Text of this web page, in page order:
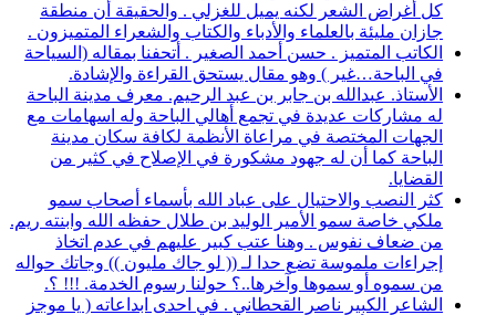
كل أغراض الشعر لكنه يميل للغزلي . والحقيقة أن منطقة
جازان مليئة بالعلماء والأدباء والكتاب والشعراء المتميزون .
الكاتب المتميز . حسن أحمد الصغير . أتحفنا بمقاله (السياحة
في الباحة…غير ) وهو مقال يستحق القراءة والإشادة.
الأستاذ. عبدالله بن جابر بن عبد الرحيم. معرف مدينة الباحة
له مشاركات عديدة في تجمع أهالي الباحة وله اسهامات مع
الجهات المختصة في مراعاة الأنظمة لكافة سكان مدينة
الباحة كما أن له جهود مشكورة في الإصلاح في كثير من
القضايا.
كثر النصب والاحتيال على عباد الله بأسماء أصحاب سمو
ملكي خاصة سمو الأمير الوليد بن طلال حفظه الله وابنته ريم.
من ضعاف نفوس . وهنا عتب كبير عليهم في عدم اتخاذ
إجراءات ملموسة تضع حدا لـ (( لو جاك مليون )) وجاتك حواله
من سموه أو سموها وآخرها..؟ حولنا رسوم الخدمة. !!! ؟.
الشاعر الكبير ناصر القحطاني . في احدى ابداعاته ( يا موجز